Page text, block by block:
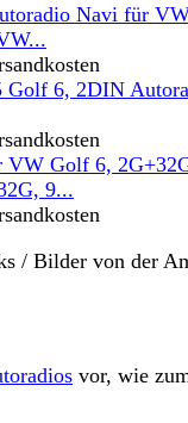
9...
/ Bilder von der
vor, wie